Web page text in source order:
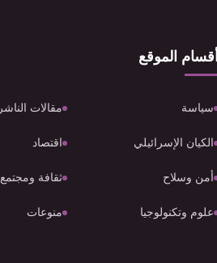
أقسام الموقع
سياسة مقالات الناشر
الكيان الإسرائيلي اقتصاد
أمن وسلاح ثقافة ومجتمع
علوم وتكنولوجيا منوعات